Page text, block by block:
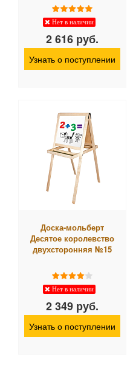
Нет в наличии
2 616 руб.
Узнать о поступлении
Доска-мольберт
Десятое королевство
двухсторонняя №15
Нет в наличии
2 349 руб.
Узнать о поступлении